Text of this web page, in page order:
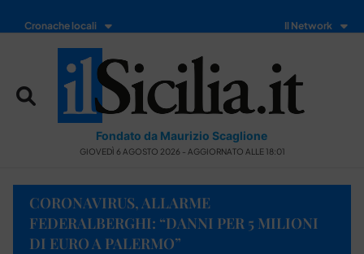
Cronache locali Il Network
Fondato da Maurizio Scaglione
GIOVEDÌ 6 AGOSTO 2026 - AGGIORNATO ALLE 18:01
CORONAVIRUS, ALLARME
FEDERALBERGHI: “DANNI PER 5 MILIONI
DI EURO A PALERMO”